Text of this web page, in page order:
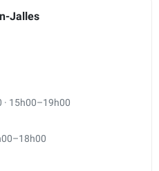
Jalles
· 15h00–19h00